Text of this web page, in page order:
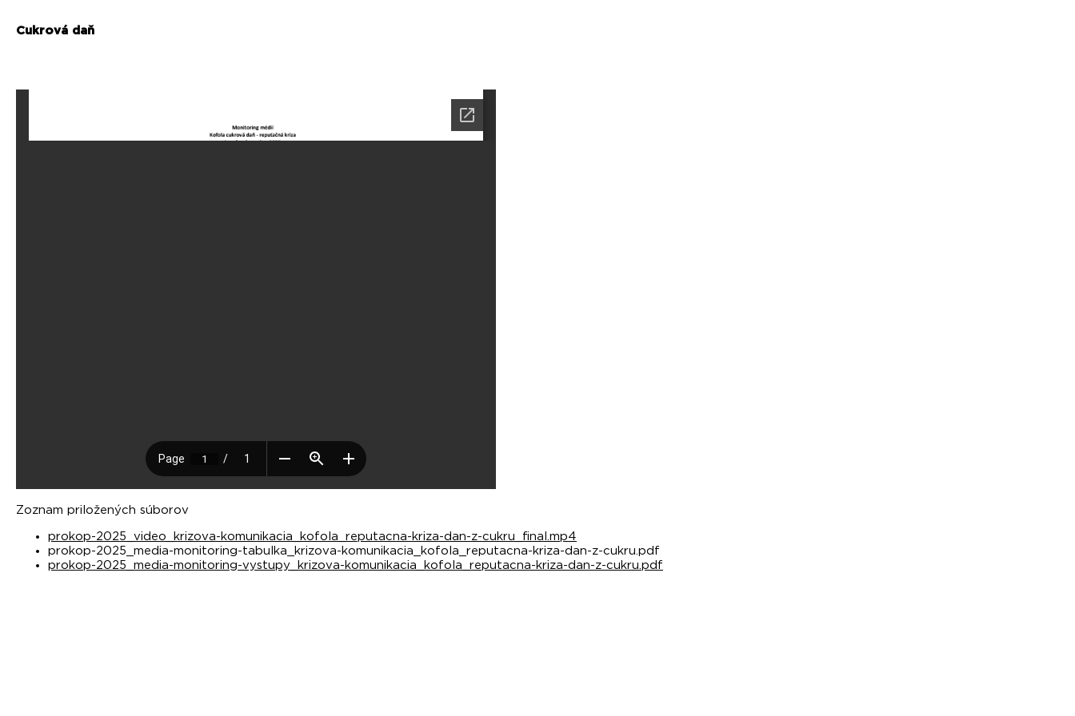
Cukrová daň
Zoznam priložených súborov
prokop-2025_video_krizova-komunikacia_kofola_reputacna-kriza-dan-z-cukru_final.mp4
prokop-2025_media-monitoring-tabulka_krizova-komunikacia_kofola_reputacna-kriza-dan-z-cukru.pdf
prokop-2025_media-monitoring-vystupy_krizova-komunikacia_kofola_reputacna-kriza-dan-z-cukru.pdf